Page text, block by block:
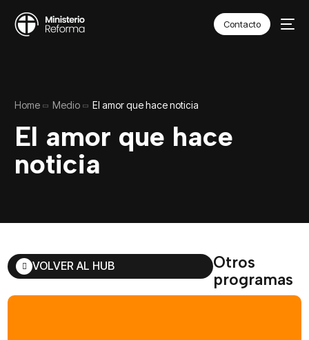
Contacto
Home Medio El amor que hace noticia
El amor que hace
noticia
Otros
programas
VOLVER AL HUB